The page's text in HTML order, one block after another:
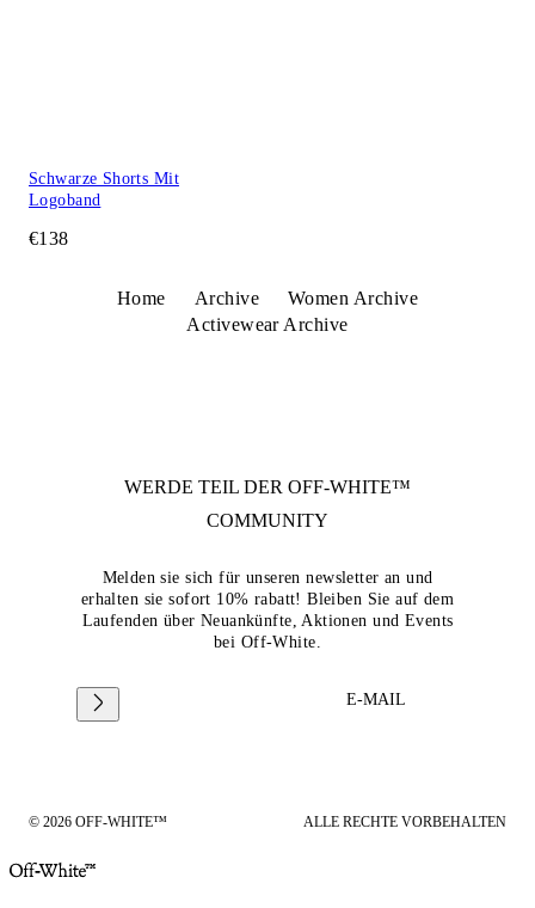
Schwarze Shorts Mit
Logoband
€138
Home Archive
Women Archive
Activewear Archive
WERDE TEIL DER OFF-WHITE™
COMMUNITY
Melden sie sich für unseren newsletter an und
erhalten sie sofort 10% rabatt! Bleiben Sie auf dem
Laufenden über Neuankünfte, Aktionen und Events
bei Off-White.
E-MAIL
© 2026 OFF-WHITE™ ALLE RECHTE VORBEHALTEN